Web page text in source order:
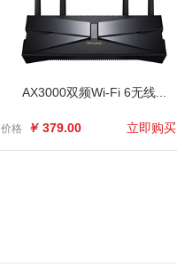
AX3000双频Wi-Fi 6无线...
价格 ￥ 379.00 立即购买